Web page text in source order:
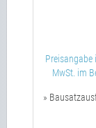
MwSt. im
»